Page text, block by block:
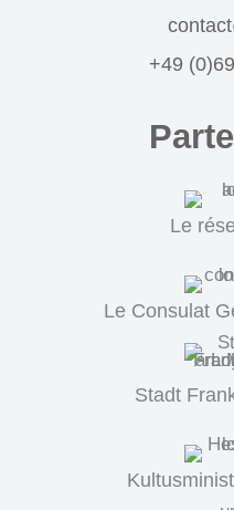
+49
Le
Le Consulat
Stadt